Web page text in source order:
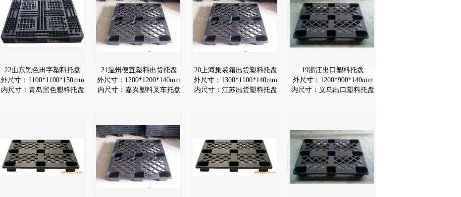
22山东黑色田字塑料托盘
外尺寸：1100*1100*150mm
内尺寸：青岛黑色塑料托盘
21温州便宜塑料出货托盘
外尺寸：1200*1200*140mm
内尺寸：嘉兴塑料叉车托盘
20上海集装箱出货塑料托盘
外尺寸：1300*1100*140mm
内尺寸：江苏出货塑料托盘
19浙江出口塑料托盘
外尺寸：1200*900*140mm
内尺寸：义乌出口塑料托盘